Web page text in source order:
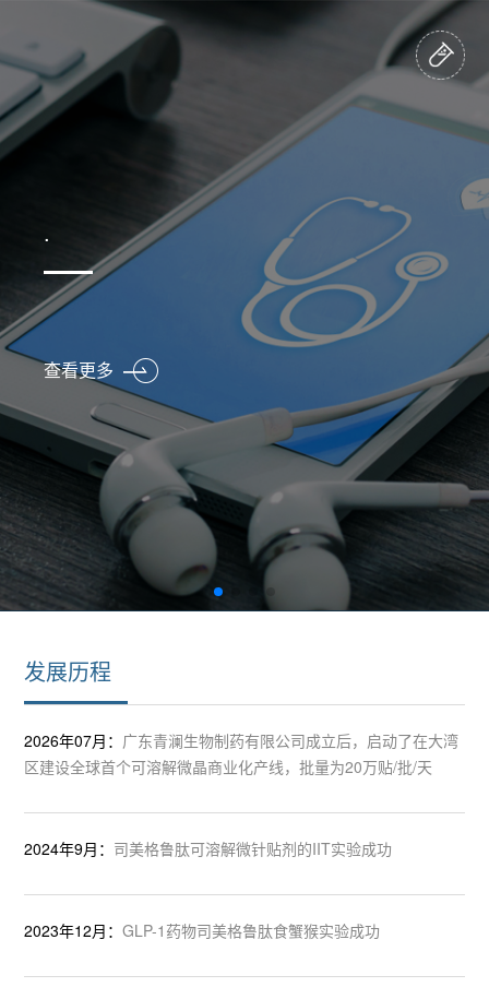
.
查看更多
发展历程
2026年07月： 广东青澜生物制药有限公司成立后，启动了在大湾
区建设全球首个可溶解微晶商业化产线，批量为20万贴/批/天
2024年9月： 司美格鲁肽可溶解微针贴剂的IIT实验成功
2023年12月：GLP-1药物司美格鲁肽食蟹猴实验成功